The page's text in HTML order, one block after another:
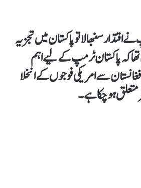
سنبھالا تو پاکستان میں تجزیہ
کہ پاکستان ٹرمپ کے لیے اہم
سے امریکی فوجوں کے انخلا
ہو چکا ہے۔